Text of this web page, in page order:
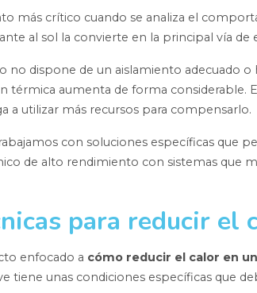
más crítico cuando se analiza el
al sol la convierte en la principal vía de
no dispone de un aislamiento adecuado
térmica aumenta de forma considerable.
a utilizar más recursos para compensarlo.
con soluciones específicas que
de alto rendimiento con sistemas que
para reducir el
enfocado a cómo reducir el calor en
tiene unas condiciones específicas que